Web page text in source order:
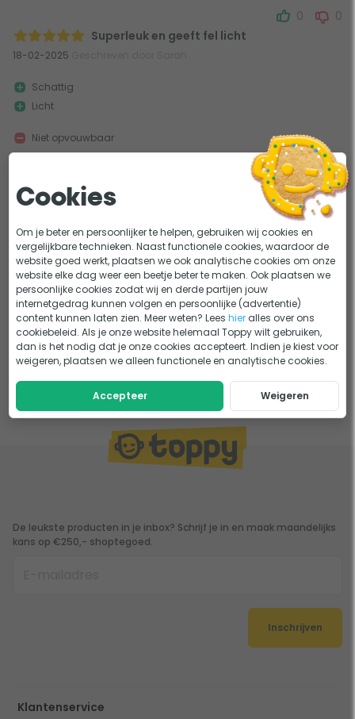
Superleuk en geeft fel licht
18-02-2025
0 0
Leuk, niets op aan te merken. Het is alleen niet opvouwbaar.
Schattig
Licht
Niet opvouwbaar
De leukste producten in je inbox? Schrijf je in en maak maandelijks
kans op €250,- shoptegoed.
Inschrijven
Klantenservice
Cookies
Om je beter en persoonlijker te helpen, gebruiken wij cookies en
vergelijkbare technieken. Naast functionele cookies, waardoor de
website goed werkt, plaatsen we ook analytische cookies om onze
website elke dag weer een beetje beter te maken. Ook plaatsen we
persoonlijke cookies zodat wij en derde partijen jouw
internetgedrag kunnen volgen en persoonlijke (advertentie)
content kunnen laten zien. Meer weten? Leeshier alles over ons
cookiebeleid. Als je onze website helemaal Toppy wilt gebruiken,
dan is het nodig dat je onze cookies accepteert. Indien je kiest voor
weigeren, plaatsen we alleen functionele en analytische cookies.
Accepteer Weigeren